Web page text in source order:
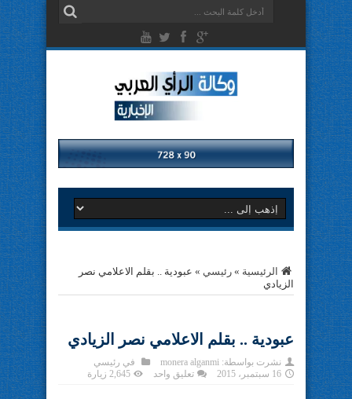
الرئيسية » رئيسي » عبودية .. بقلم الاعلامي نصر
الزيادي
عبودية .. بقلم الاعلامي نصر الزيادي
نشرت بواسطة: monera alganmi في رئيسي
16 سبتمبر، 2015
تعليق واحد 2,645 زيارة